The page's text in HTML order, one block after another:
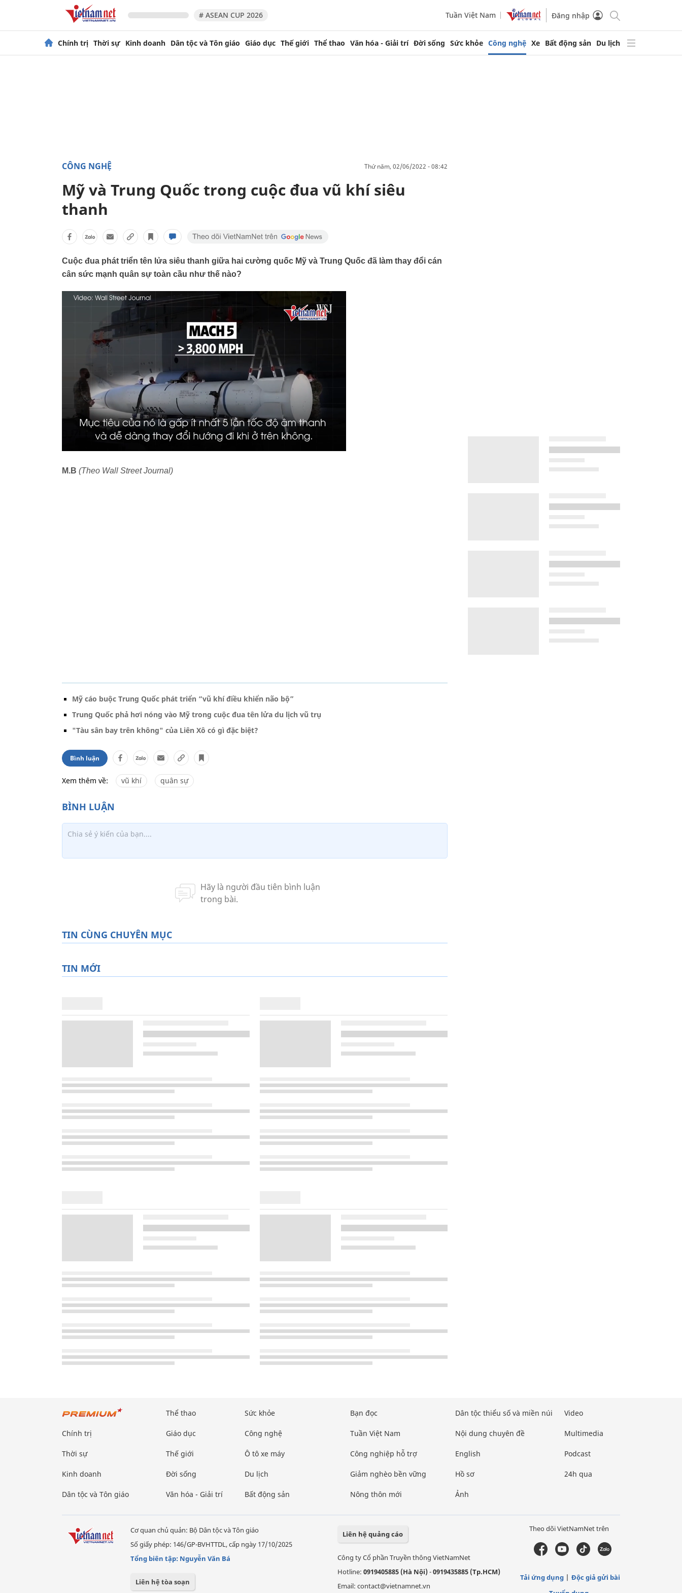
# ASEAN CUP 2026 Tuần Việt Nam Đăng nhập
Chính trị Thời sự Kinh doanh Dân tộc và Tôn giáo Giáo dục Thế giới Thể thao Văn hóa - Giải trí Đời sống Sức khỏe Công nghệ Xe Bất động sản Du lịch
CÔNG NGHỆ thứ năm, 02/06/2022 - 08:42
Mỹ và Trung Quốc trong cuộc đua vũ khí siêu
thanh
Cuộc đua phát triển tên lửa siêu thanh giữa hai cường quốc Mỹ và Trung Quốc đã làm thay đổi cán
cân sức mạnh quân sự toàn cầu như thế nào?
M.B (Theo Wall Street Journal)
Mỹ cáo buộc Trung Quốc phát triển “vũ khí điều khiển não bộ”
Trung Quốc phả hơi nóng vào Mỹ trong cuộc đua tên lửa du lịch vũ trụ
"Tàu sân bay trên không" của Liên Xô có gì đặc biệt?
Bình luận
Xem thêm về: vũ khí quân sự
TIN CÙNG CHUYÊN MỤC
TIN MỚI
Chính trị
Thời sự
Kinh doanh
Dân tộc và Tôn giáo
Thể thao
Giáo dục
Thế giới
Đời sống
Văn hóa - Giải trí
Sức khỏe
Công nghệ
Ô tô xe máy
Du lịch
Bất động sản
Bạn đọc
Tuần Việt Nam
Công nghiệp hỗ trợ
Giảm nghèo bền vững
Nông thôn mới
Dân tộc thiểu số và miền núi
Nội dung chuyên đề
English
Hồ sơ
Ảnh
Video
Multimedia
Podcast
24h qua
Cơ quan chủ quản: Bộ Dân tộc và Tôn giáo
Số giấy phép: 146/GP-BVHTTDL, cấp ngày 17/10/2025
Tổng biên tập: Nguyễn Văn Bá
Liên hệ tòa soạn
Liên hệ quảng cáo
Công ty Cổ phần Truyền thông VietNamNet
Hotline: 0919405885 (Hà Nội)-0919435885 (Tp.HCM)
Email: contact@vietnamnet.vn
Theo dõi VietNamNet trên
Tải ứng dụng
Độc giả gửi bài